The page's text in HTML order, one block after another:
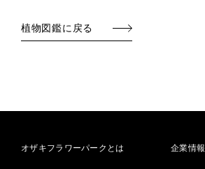
植物図鑑に戻る
オザキフラワーパークとは 企業情報